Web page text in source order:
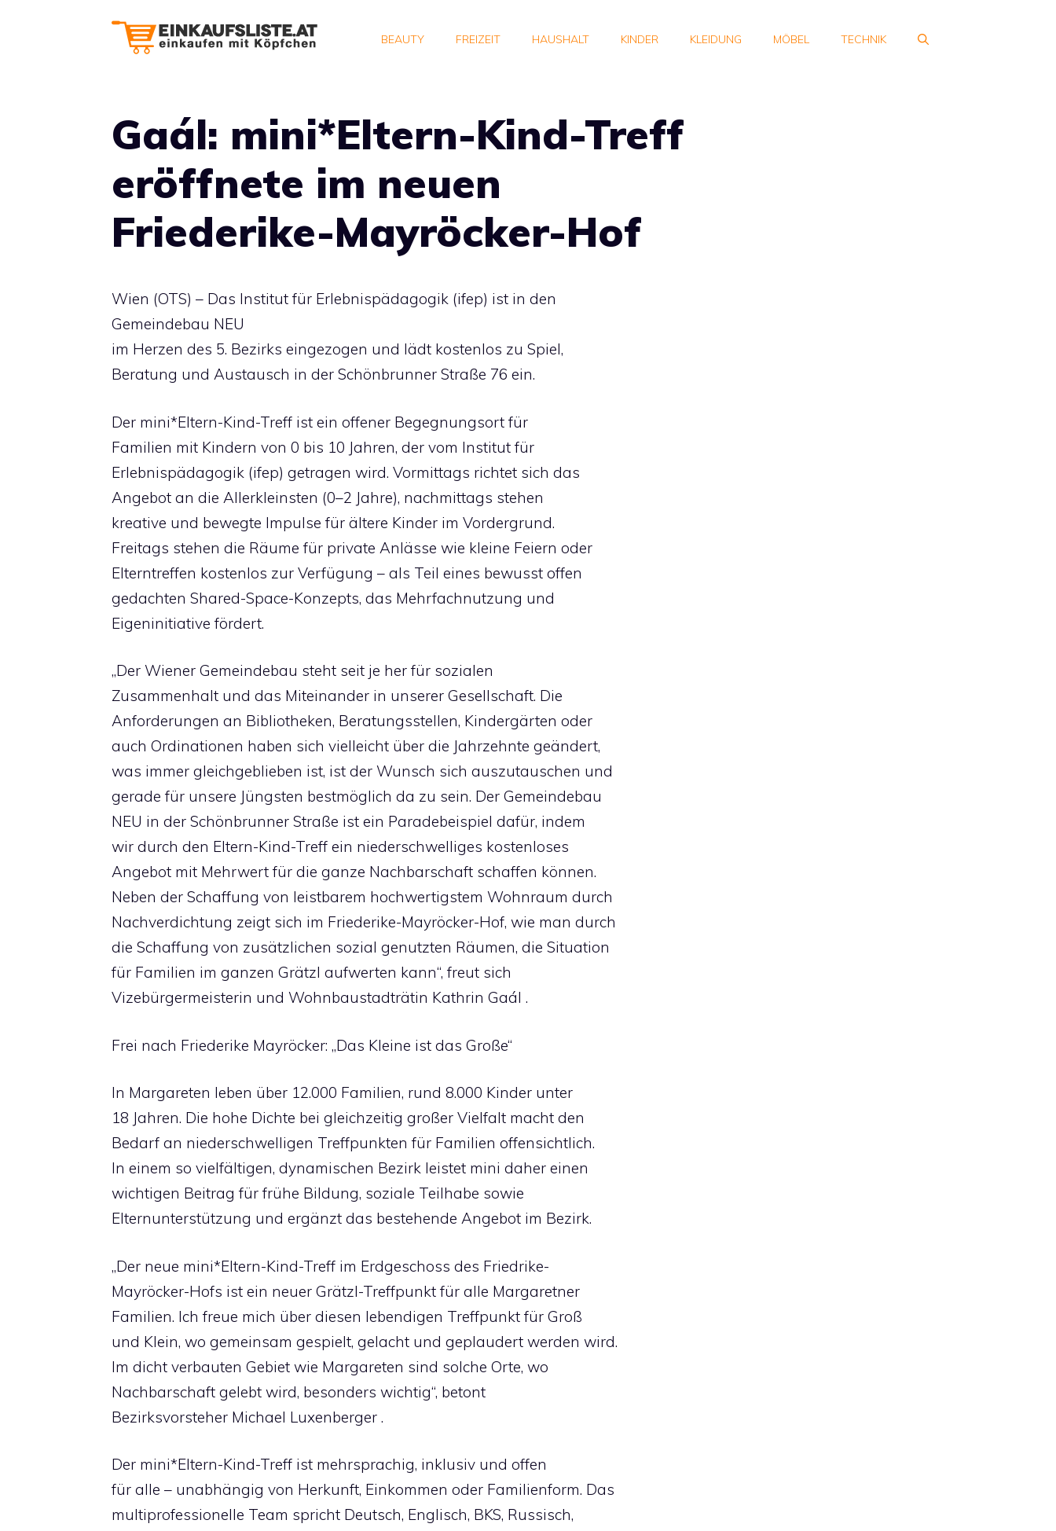
BEAUTY FREIZEIT HAUSHALT KINDER KLEIDUNG MÖBEL TECHNIK
Gaál: mini*Eltern-Kind-Treff
eröffnete im neuen
Friederike-Mayröcker-Hof
Wien (OTS) – Das Institut für Erlebnispädagogik (ifep) ist in den
Gemeindebau NEU
im Herzen des 5. Bezirks eingezogen und lädt kostenlos zu Spiel,
Beratung und Austausch in der Schönbrunner Straße 76 ein.
Der mini*Eltern-Kind-Treff ist ein offener Begegnungsort für
Familien mit Kindern von 0 bis 10 Jahren, der vom Institut für
Erlebnispädagogik (ifep) getragen wird. Vormittags richtet sich das
Angebot an die Allerkleinsten (0–2 Jahre), nachmittags stehen
kreative und bewegte Impulse für ältere Kinder im Vordergrund.
Freitags stehen die Räume für private Anlässe wie kleine Feiern oder
Elterntreffen kostenlos zur Verfügung – als Teil eines bewusst offen
gedachten Shared-Space-Konzepts, das Mehrfachnutzung und
Eigeninitiative fördert.
„Der Wiener Gemeindebau steht seit je her für sozialen
Zusammenhalt und das Miteinander in unserer Gesellschaft. Die
Anforderungen an Bibliotheken, Beratungsstellen, Kindergärten oder
auch Ordinationen haben sich vielleicht über die Jahrzehnte geändert,
was immer gleichgeblieben ist, ist der Wunsch sich auszutauschen und
gerade für unsere Jüngsten bestmöglich da zu sein. Der Gemeindebau
NEU in der Schönbrunner Straße ist ein Paradebeispiel dafür, indem
wir durch den Eltern-Kind-Treff ein niederschwelliges kostenloses
Angebot mit Mehrwert für die ganze Nachbarschaft schaffen können.
Neben der Schaffung von leistbarem hochwertigstem Wohnraum durch
Nachverdichtung zeigt sich im Friederike-Mayröcker-Hof, wie man durch
die Schaffung von zusätzlichen sozial genutzten Räumen, die Situation
für Familien im ganzen Grätzl aufwerten kann“, freut sich
Vizebürgermeisterin und Wohnbaustadträtin Kathrin Gaál .
Frei nach Friederike Mayröcker: „Das Kleine ist das Große“
In Margareten leben über 12.000 Familien, rund 8.000 Kinder unter
18 Jahren. Die hohe Dichte bei gleichzeitig großer Vielfalt macht den
Bedarf an niederschwelligen Treffpunkten für Familien offensichtlich.
In einem so vielfältigen, dynamischen Bezirk leistet mini daher einen
wichtigen Beitrag für frühe Bildung, soziale Teilhabe sowie
Elternunterstützung und ergänzt das bestehende Angebot im Bezirk.
„Der neue mini*Eltern-Kind-Treff im Erdgeschoss des Friedrike-
Mayröcker-Hofs ist ein neuer Grätzl-Treffpunkt für alle Margaretner
Familien. Ich freue mich über diesen lebendigen Treffpunkt für Groß
und Klein, wo gemeinsam gespielt, gelacht und geplaudert werden wird.
Im dicht verbauten Gebiet wie Margareten sind solche Orte, wo
Nachbarschaft gelebt wird, besonders wichtig“, betont
Bezirksvorsteher Michael Luxenberger .
Der mini*Eltern-Kind-Treff ist mehrsprachig, inklusiv und offen
für alle – unabhängig von Herkunft, Einkommen oder Familienform. Das
multiprofessionelle Team spricht Deutsch, Englisch, BKS, Russisch,